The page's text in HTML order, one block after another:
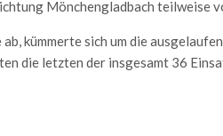
Mönchengladbach teilweise
kümmerte sich um die
die letzten der insgesamt 36